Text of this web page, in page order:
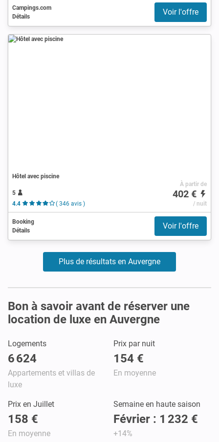
Campings.com
Détails
Voir l'offre
Hôtel avec piscine
5
4.4
( 346 avis )
À partir de
402 €
/ nuit
Booking
Détails
Voir l'offre
Plus de résultats en Auvergne
Bon à savoir avant de réserver une
location de luxe en Auvergne
Logements
6 624
Appartements et villas de
luxe
Prix par nuit
154 €
En moyenne
Prix en Juillet
158 €
En moyenne
Semaine en haute saison
Février : 1 232 €
+14%